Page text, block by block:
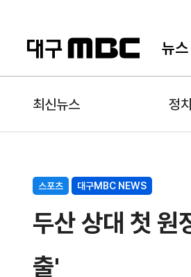
뉴스
최신뉴스 정치
스포츠 대구MBC NEWS
두산 상대 첫 원
출'